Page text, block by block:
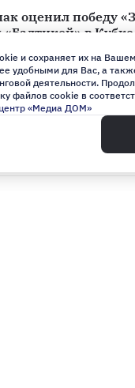
оценил победу
«Балтикой» в
06 августа 2026
ЗакСа
Бельский
«Зенита» в
и сохраняет их на
удобными для Вас, а
деятельности.
файлов cookie в
«Медиа ДОМ»